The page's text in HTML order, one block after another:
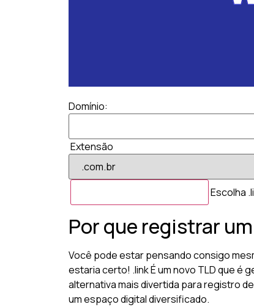
Domínio:
Extensão
Escolha
Por que registrar
Você pode estar pensando consigo
estaria certo! .link É um novo TLD que é
alternativa mais divertida para registro
um espaço digital diversificado.